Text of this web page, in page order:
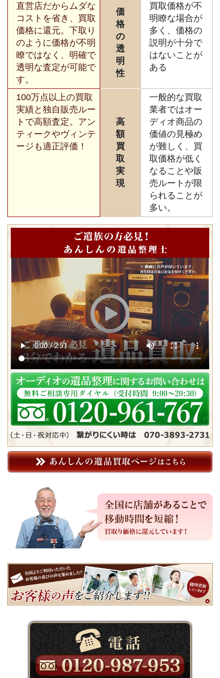
直営店だからムダな
コストを省き、買取
価格に還元。下取り
のように価格が不明
瞭ではなく、明確で
透明な査定が可能で
す。
価
格
の
透
明
性
買取価格が不
明瞭な場合が
多く、価格の
説明が十分で
はないことが
ある
100万点以上の買取
実績と独自販売ルー
トで高額査定。アン
ティークやヴィンテ
ージも適正評価！
高
額
買
取
実
現
一般的な買取
業者ではオー
ディオ商品の
価値の見極め
が難しく、買
取価格が低く
なることや販
売ルートが限
られることが
多い。